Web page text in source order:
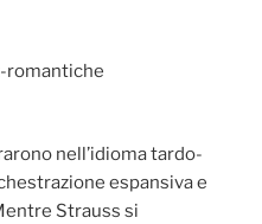
romantiche
nell’idioma tardo-
espansiva e
Strauss si